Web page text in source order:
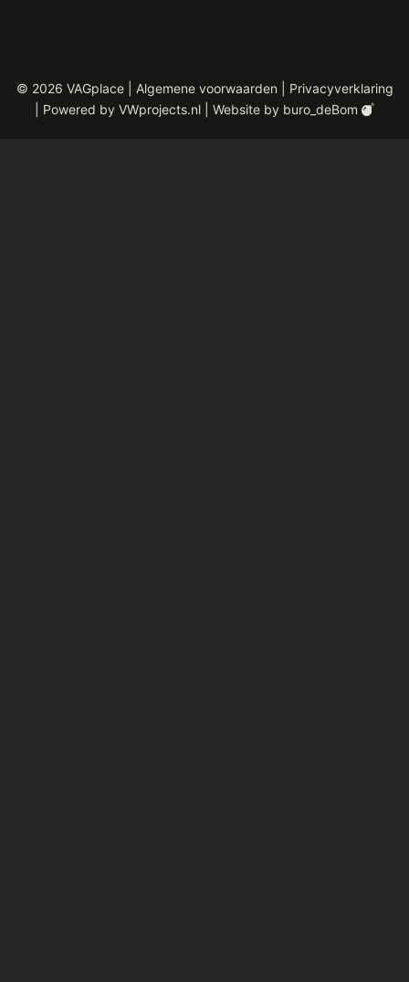
© 2026 VAGplace | Algemene voorwaarden
Privacyverklaring
| Powered by VWprojects.nl | Website by buro_deBom